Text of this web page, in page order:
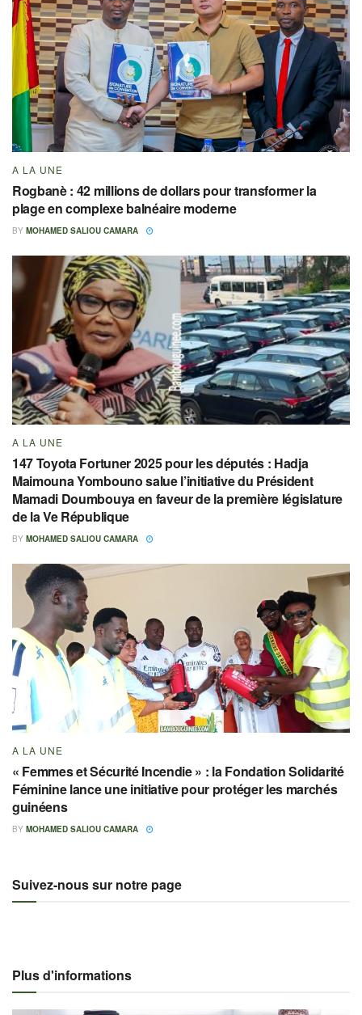
A LA UNE
Rogbanè : 42 millions de dollars pour transformer la
plage en complexe balnéaire moderne
BY MOHAMED SALIOU CAMARA
A LA UNE
147 Toyota Fortuner 2025 pour les députés : Hadja
Maimouna Yombouno salue l’initiative du Président
Mamadi Doumbouya en faveur de la première législature
de la Ve République
BY MOHAMED SALIOU CAMARA
A LA UNE
« Femmes et Sécurité Incendie » : la Fondation Solidarité
Féminine lance une initiative pour protéger les marchés
guinéens
BY MOHAMED SALIOU CAMARA
Suivez-nous sur notre page
Plus d'informations